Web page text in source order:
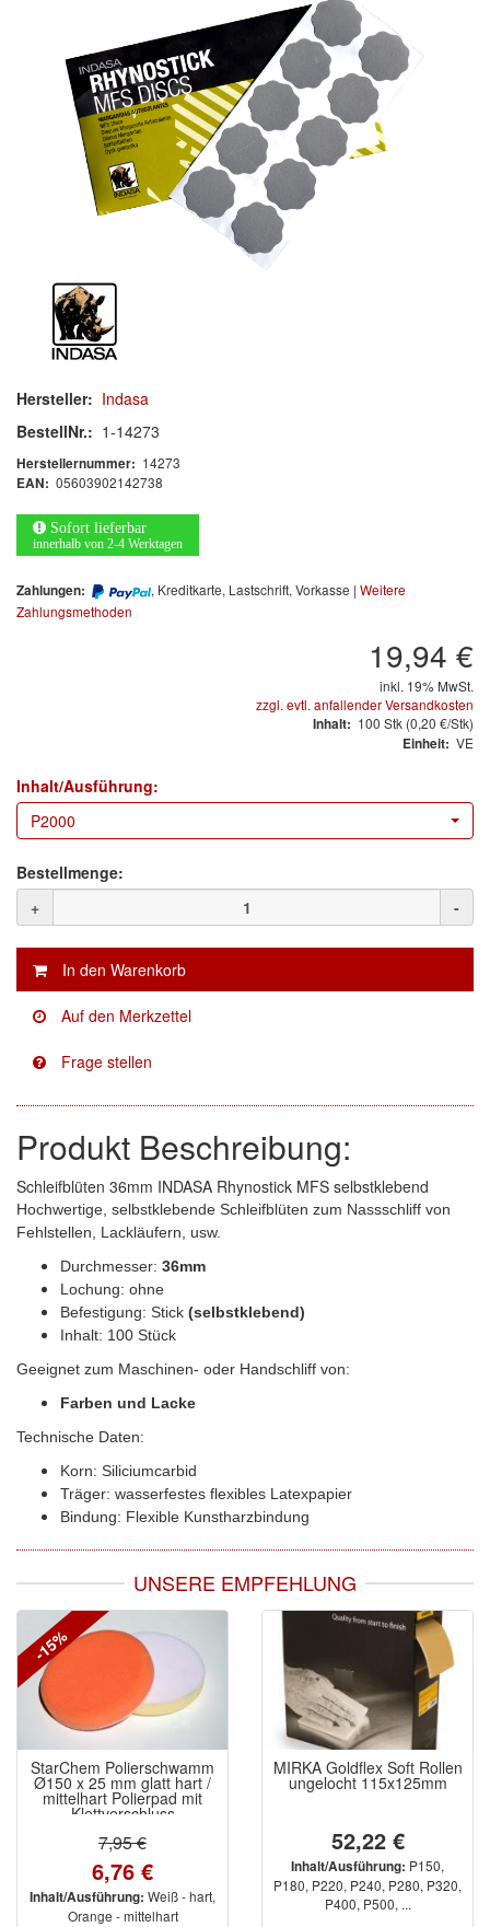
Zubehör/Hilfsmittel
Kleben & Beschichten
Abdecken
Spachteln
Polieren
Malerbedarf & Zubehör
Werkzeug & Maschinen
Luftfilter
Mischfarben
3M
(2)
Colad
(9)
COLOR-EXPERT
(1)
E-D
EVERCOAT
Facdos
Finixa
(2)
KWASNY
(8)
Mirka
Novol
Prevost
Sia
(3)
Spectral
(5)
StarChem
(1)
Troton
Wibeco
ZVG
Hersteller: Indasa
BestellNr.: 1-14273
Herstellernummer: 14273
EAN: 05603902142738
Sofort lieferbar
innerhalb von 2-4 Werktagen
Zahlungen: , Kreditkarte, Lastschrift, Vorkasse | Weitere
Zahlungsmethoden
19,94 €
inkl. 19% MwSt.
zzgl. evtl. anfallender Versandkosten
Inhalt: 100 Stk (0,20 €/Stk)
Einheit: VE
Inhalt/Ausführung:
P2000
Bestellmenge:
+
-
Produkt Beschreibung:
Schleifblüten 36mm INDASA Rhynostick MFS selbstklebend
Hochwertige, selbstklebende Schleifblüten zum Nassschliff von
Fehlstellen, Lackläufern, usw.
Durchmesser: 36mm
Lochung: ohne
Befestigung: Stick (selbstklebend)
Inhalt: 100 Stück
Geeignet zum Maschinen- oder Handschliff von:
Farben und Lacke
Technische Daten:
Korn: Siliciumcarbid
Träger: wasserfestes flexibles Latexpapier
Bindung: Flexible Kunstharzbindung
UNSERE EMPFEHLUNG
StarChem Polierschwamm
Ø150 x 25 mm glatt hart /
mittelhart Polierpad mit
Klettverschluss
7,95 €
6,76 €
Inhalt/Ausführung:Weiß - hart,
Orange - mittelhart
-15%
MIRKA Goldflex Soft Rollen
ungelocht 115x125mm
52,22 €
Inhalt/Ausführung:P150,
P180, P220, P240, P280, P320,
P400, P500, ...